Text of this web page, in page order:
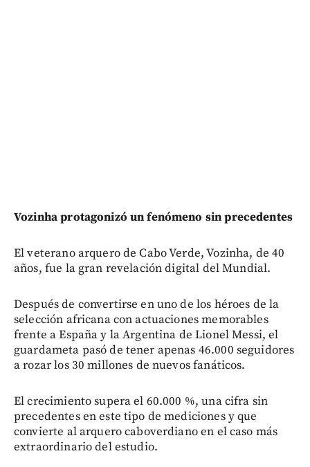
Vozinha protagonizó un fenómeno sin precedentes
El veterano arquero de Cabo Verde, Vozinha, de 40
años, fue la gran revelación digital del Mundial.
Después de convertirse en uno de los héroes de la
selección africana con actuaciones memorables
frente a España y la Argentina de Lionel Messi, el
guardameta pasó de tener apenas 46.000 seguidores
a rozar los 30 millones de nuevos fanáticos.
El crecimiento supera el 60.000 %, una cifra sin
precedentes en este tipo de mediciones y que
convierte al arquero caboverdiano en el caso más
extraordinario del estudio.